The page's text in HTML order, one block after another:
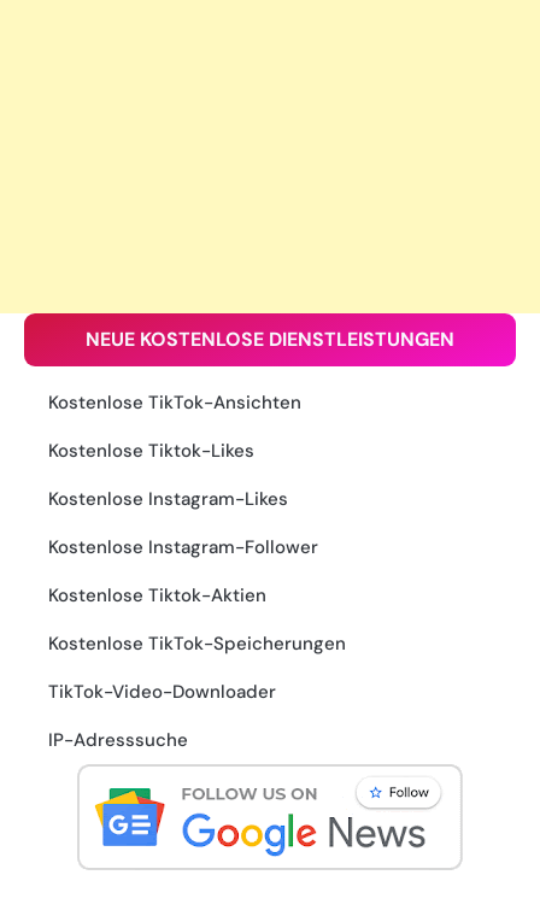
NEUE KOSTENLOSE DIENSTLEISTUNGEN
Kostenlose TikTok-Ansichten
Kostenlose Tiktok-Likes
Kostenlose Instagram-Likes
Kostenlose Instagram-Follower
Kostenlose Tiktok-Aktien
Kostenlose TikTok-Speicherungen
TikTok-Video-Downloader
IP-Adresssuche